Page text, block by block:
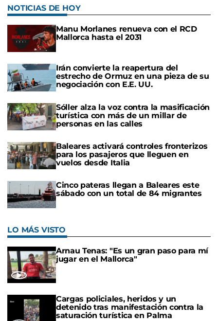
NOTICIAS DE HOY
Manu Morlanes renueva con el RCD
Mallorca hasta el 2031
Irán convierte la reapertura del
estrecho de Ormuz en una pieza de su
negociación con E.E. UU.
Sóller alza la voz contra la masificación
turística con más de un millar de
personas en las calles
Baleares activará controles fronterizos
para los pasajeros que lleguen en
vuelos desde Italia
Cinco pateras llegan a Baleares este
sábado con un total de 84 migrantes
LO MÁS VISTO
Arnau Tenas: "Es un gran paso para mí
jugar en el Mallorca"
Cargas policiales, heridos y un
detenido tras manifestación contra la
saturación turística en Palma